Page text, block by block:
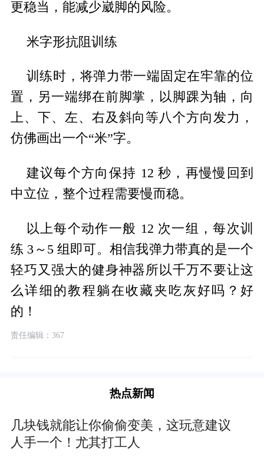
更稳当，能减少崴脚的风险。
米字形抗阻训练
训练时，将弹力带一端固定在牢靠的位
置，另一端绑在前脚掌，以脚踝为轴，向
上、下、左、右及斜向等八个方向发力，
仿佛画出一个“米”字。
建议每个方向保持 12 秒，再慢慢回到
中立位，整个过程需要慢而稳。
以上每个动作一般 12 次一组，每次训
练 3～5 组即可。相信我弹力带真的是一个
轻巧又强大的健身神器所以千万不要让这
么详细的教程躺在收藏夹吃灰好吗？好
的！
责任编辑：367
热点新闻
几块钱就能让你偷偷变美，这玩意建议
人手一个！尤其打工人